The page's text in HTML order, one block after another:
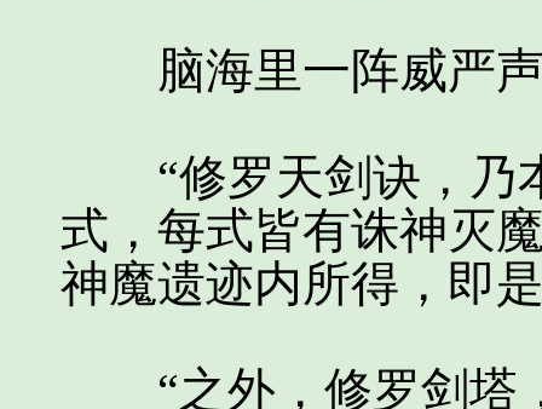
脑海里一阵威严声
“修罗天剑诀，乃
式，每式皆有诛神灭
神魔遗迹内所得，即
“之外，修罗剑塔